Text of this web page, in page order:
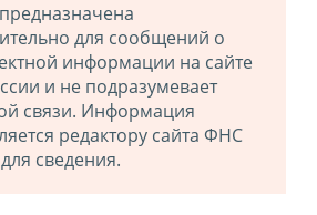
для сообщений о
информации на сайте
и не подразумевает
связи. Информация
редактору сайта ФНС
сведения.